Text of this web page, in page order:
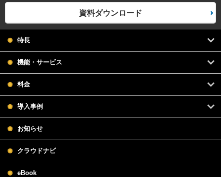
資料ダウンロード
特長
機能・サービス
料金
導入事例
お知らせ
クラウドナビ
eBook